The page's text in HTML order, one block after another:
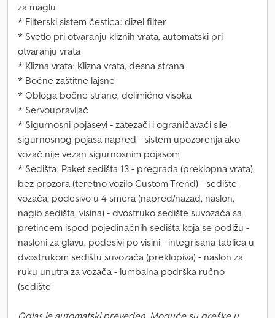
za maglu
* Filterski sistem čestica: dizel filter
* Svetlo pri otvaranju kliznih vrata, automatski pri
otvaranju vrata
* Klizna vrata: Klizna vrata, desna strana
* Bočne zaštitne lajsne
* Obloga bočne strane, delimično visoka
* Servoupravljač
* Sigurnosni pojasevi - zatezači i ograničavači sile
sigurnosnog pojasa napred - sistem upozorenja ako
vozač nije vezan sigurnosnim pojasom
* Sedišta: Paket sedišta 13 - pregrada (preklopna vrata),
bez prozora (teretno vozilo Custom Trend) - sedište
vozača, podesivo u 4 smera (napred/nazad, naslon,
nagib sedišta, visina) - dvostruko sedište suvozača sa
pretincem ispod pojedinačnih sedišta koja se podižu -
nasloni za glavu, podesivi po visini - integrisana tablica u
dvostrukom sedištu suvozača (preklopiva) - naslon za
ruku unutra za vozača - lumbalna podrška ručno
(sedište
Oglas je automatski preveden. Moguće su greške u